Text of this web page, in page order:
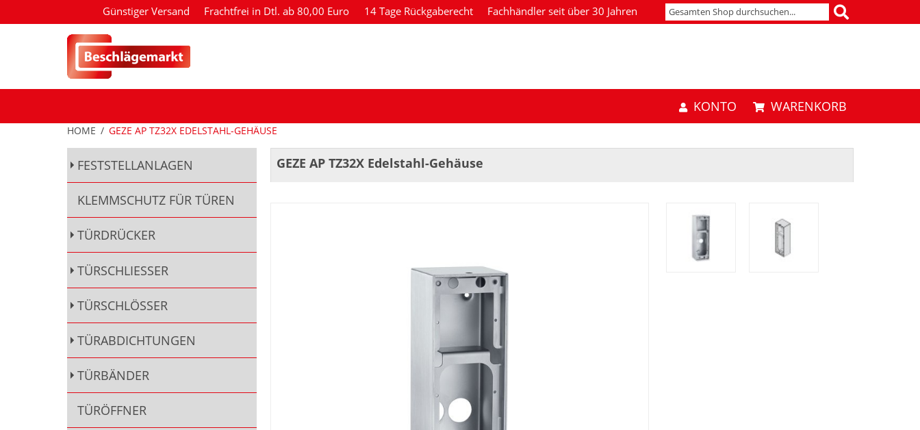
Günstiger Versand Frachtfrei in Dtl. ab 80,00 Euro 14 Tage Rückgaberecht Fachhändler seit über 30 Jahren
KONTO WARENKORB
HOME / GEZE AP TZ32X EDELSTAHL-GEHÄUSE
GEZE AP TZ32X Edelstahl-Gehäuse
FESTSTELLANLAGEN
KLEMMSCHUTZ FÜR TÜREN
TÜRDRÜCKER
TÜRSCHLIESSER
TÜRSCHLÖSSER
TÜRABDICHTUNGEN
TÜRBÄNDER
TÜRÖFFNER